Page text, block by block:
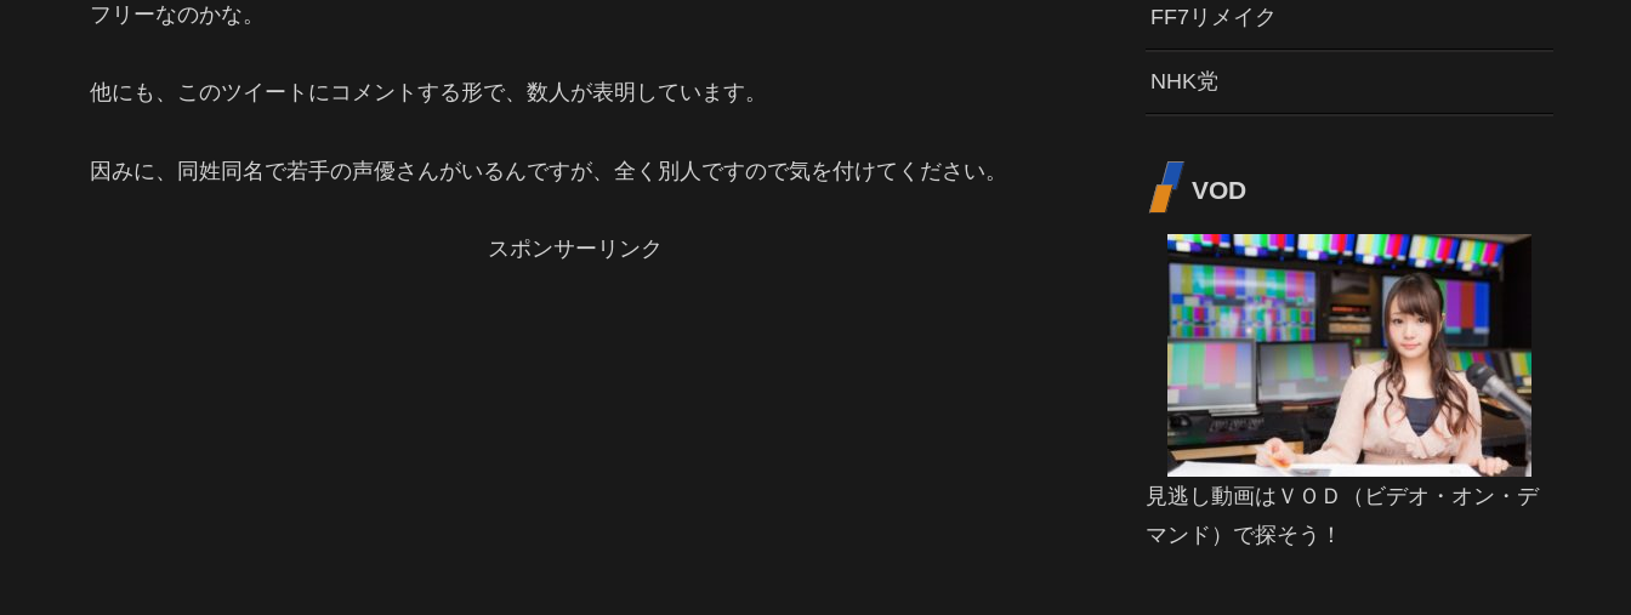
フリーなのかな。
他にも、このツイートにコメントする形で、数人が表明しています。
因みに、同姓同名で若手の声優さんがいるんですが、全く別人ですので気を付けてください。
スポンサーリンク
FF7リメイク
NHK党
VOD
見逃し動画はＶＯＤ（ビデオ・オン・デ
マンド）で探そう！